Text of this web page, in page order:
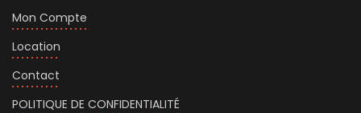
Mon Compte
Location
Contact
POLITIQUE DE CONFIDENTIALITÉ